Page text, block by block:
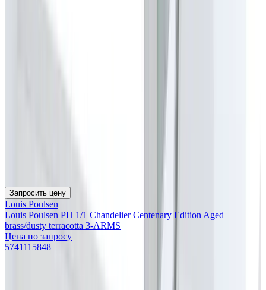
Запросить цену
Louis Poulsen
Louis Poulsen PH 1/1 Chandelier Centenary Edition Aged
brass/dusty terracotta 3-ARMS
Цена по запросу
5741115848